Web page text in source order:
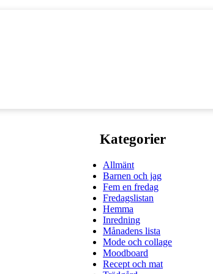
Kategorier
Allmänt
Barnen och jag
Fem en fredag
Fredagslistan
Hemma
Inredning
Månadens lista
Mode och collage
Moodboard
Recept och mat